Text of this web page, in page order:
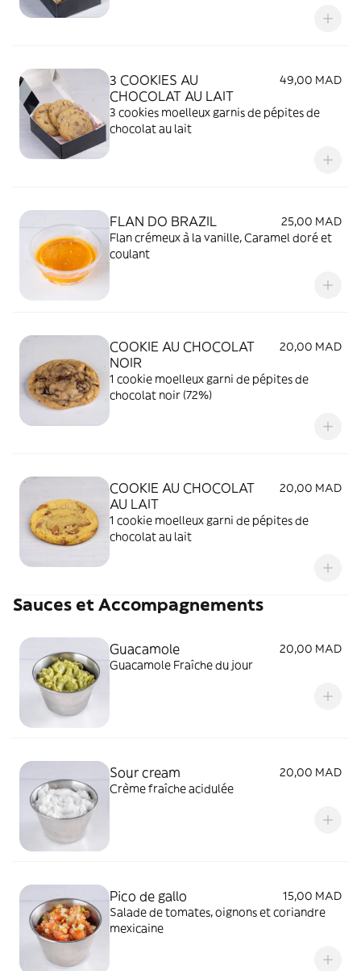
3 COOKIES AU
CHOCOLAT AU LAIT
49,00 MAD
3 cookies moelleux garnis de pépites de
chocolat au lait
FLAN DO BRAZIL
25,00 MAD
Flan crémeux à la vanille, Caramel doré et
coulant
COOKIE AU CHOCOLAT
NOIR
20,00 MAD
1 cookie moelleux garni de pépites de
chocolat noir (72%)
COOKIE AU CHOCOLAT
AU LAIT
20,00 MAD
1 cookie moelleux garni de pépites de
chocolat au lait
Sauces et Accompagnements
Guacamole
20,00 MAD
Guacamole Fraîche du jour
Sour cream
20,00 MAD
Crème fraîche acidulée
Pico de gallo
15,00 MAD
Salade de tomates, oignons et coriandre
mexicaine